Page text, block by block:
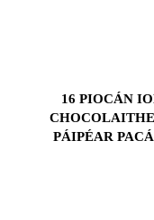
16 PIOCÁN
PÁIPÉAR